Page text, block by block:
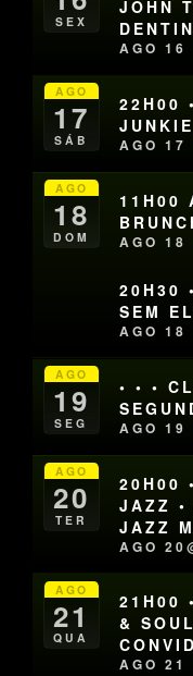
SEX
JOHN
AGO 16
AGO
17
SÁB
22H00
AGO 17
AGO
18
DOM
11H00
AGO 18
20H30
SEM
AGO 18
AGO
19
SEG
• • •
AGO 19
AGO
20
TER
20H00
JAZZ •
JAZZ
AGO
AGO
21
QUA
21H00
&
AGO 21